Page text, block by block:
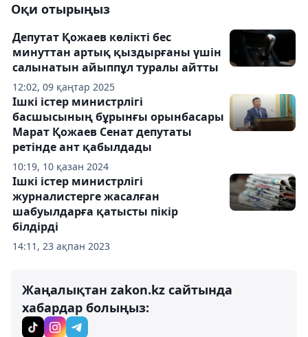
Оқи отырыңыз
12:02, 09 қаңтар 2025
Депутат Қожаев көлікті бес
минуттан артық қыздырғаны үшін
салынатын айыппұл туралы айтты
10:19, 10 қазан 2024
Ішкі істер министрлігі
басшысының бұрынғы орынбасары
Марат Қожаев Сенат депутаты
ретінде ант қабылдады
14:11, 23 ақпан 2023
Ішкі істер министрлігі
журналистерге жасалған
шабуылдарға қатысты пікір
білдірді
Жаңалықтан zakon.kz сайтында
хабардар болыңыз: